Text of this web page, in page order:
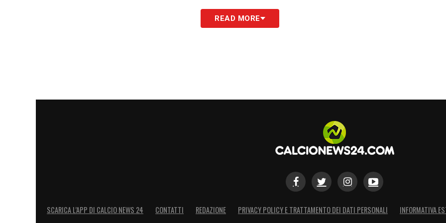
LA PLAYLIST DELLE NOSTRE TOP NEWSREAD MORE
SCARICA L’APP DI CALCIO NEWS 24 CONTATTI REDAZIONE PRIVACY POLICY E TRATTAMENTO DEI DATI PERSONALI INFORMATIVA